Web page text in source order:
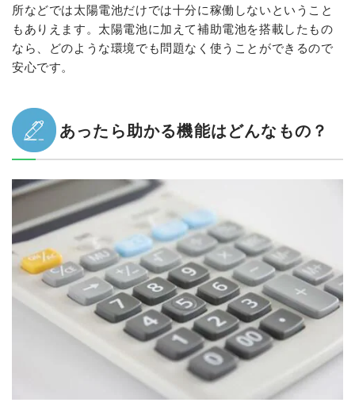
所などでは太陽電池だけでは十分に稼働しないということ
もありえます。太陽電池に加えて補助電池を搭載したもの
なら、どのような環境でも問題なく使うことができるので
安心です。
あったら助かる機能はどんなもの？